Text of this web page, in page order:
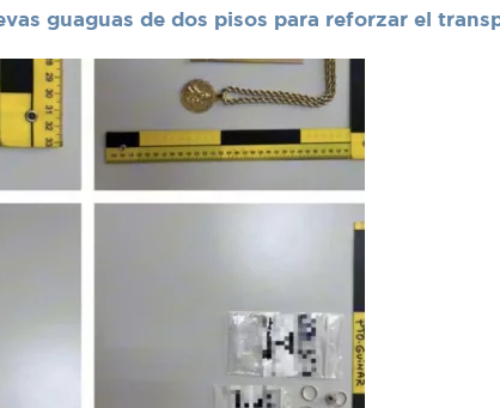
guaguas de dos pisos para reforzar el